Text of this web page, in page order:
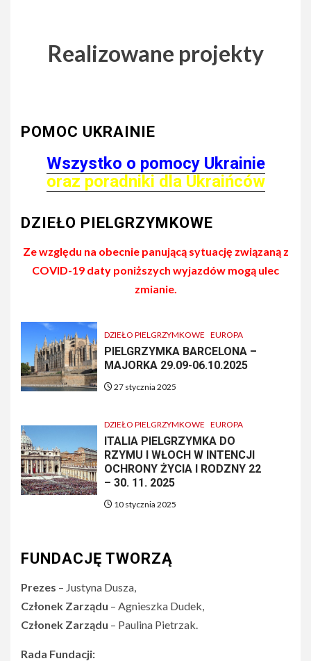
Realizowane projekty
POMOC UKRAINIE
Wszystko o pomocy Ukrainie
oraz poradniki dla Ukraińców
DZIEŁO PIELGRZYMKOWE
Ze względu na obecnie panującą sytuację związaną z
COVID-19 daty poniższych wyjazdów mogą ulec
zmianie.
DZIEŁO PIELGRZYMKOWE EUROPA
PIELGRZYMKA BARCELONA –
MAJORKA 29.09-06.10.2025
27 stycznia 2025
DZIEŁO PIELGRZYMKOWE EUROPA
ITALIA PIELGRZYMKA DO
RZYMU I WŁOCH W INTENCJI
OCHRONY ŻYCIA I RODZNY 22
– 30. 11. 2025
10 stycznia 2025
FUNDACJĘ TWORZĄ
Prezes – Justyna Dusza,
Członek Zarządu – Agnieszka Dudek,
Członek Zarządu – Paulina Pietrzak.
Rada Fundacji: